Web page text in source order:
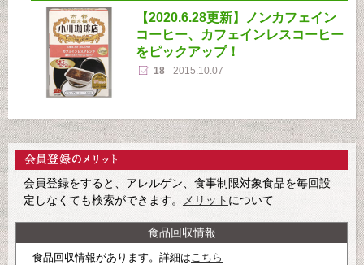
【2020.6.28更新】ノンカフェイン
コーヒー、カフェインレスコーヒー
をピックアップ！
18 2015.10.07
会員登録をすると、アレルゲン、食事制限対象食品を毎回設
定しなくても検索ができます。
メリット について
食品回収情報
食品回収情報があります。詳細はこちら